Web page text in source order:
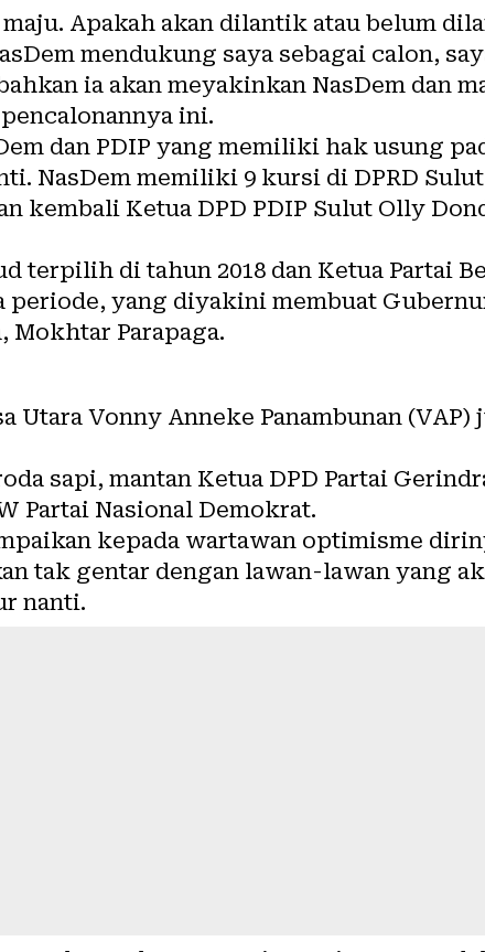
Apakah akan dilantik atau belum
mendukung saya sebagai calon,
ia akan meyakinkan NasDem dan
ini.
dan PDIP yang memiliki hak usung
NasDem memiliki 9 kursi di DPRD Sulut
kembali Ketua DPD PDIP Sulut Olly
terpilih di tahun 2018 dan Ketua Partai
periode, yang diyakini membuat
Mokhtar Parapaga.
Utara Vonny Anneke Panambunan (VAP)
sapi, mantan Ketua DPD Partai
Partai Nasional Demokrat.
kepada wartawan optimisme
tak gentar dengan lawan-lawan yang
nanti.